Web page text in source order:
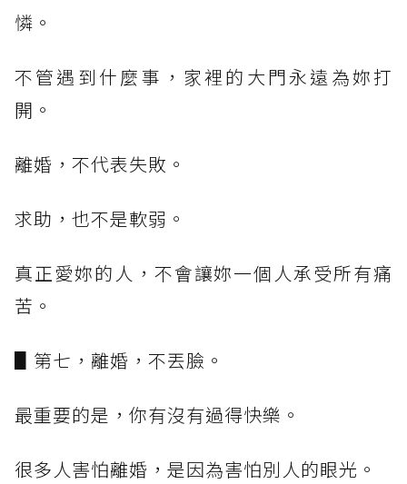
憐。
不管遇到什麼事，家裡的大門永遠為妳打
開。
離婚，不代表失敗。
求助，也不是軟弱。
真正愛妳的人，不會讓妳一個人承受所有痛
苦。
▋第七，離婚，不丟臉。
最重要的是，你有沒有過得快樂。
很多人害怕離婚，是因為害怕別人的眼光。